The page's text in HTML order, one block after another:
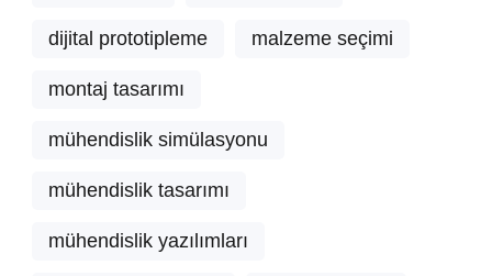
dijital prototipleme malzeme seçimi
montaj tasarımı
mühendislik simülasyonu
mühendislik tasarımı
mühendislik yazılımları